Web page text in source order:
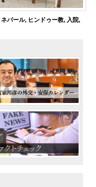
ネパール, ヒンドゥー教, 入院,